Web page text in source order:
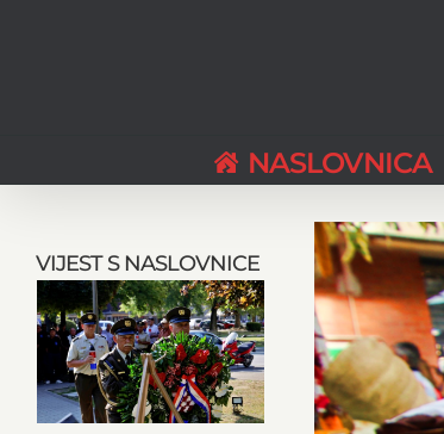
NASLOVNICA
View
Larger
Image
VIJEST S NASLOVNICE